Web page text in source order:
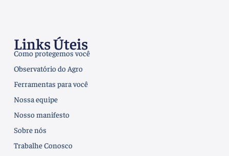
Links Úteis
Como protegemos você
Observatório do Agro
Ferramentas para você
Nossa equipe
Nosso manifesto
Sobre nós
Trabalhe Conosco